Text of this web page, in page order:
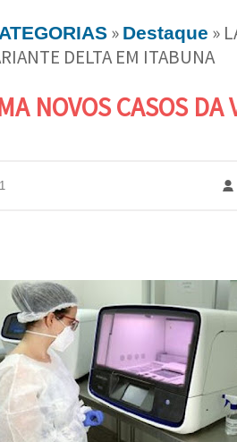
» Destaque »
DELTA EM ITABUNA
NOVOS CASOS DA